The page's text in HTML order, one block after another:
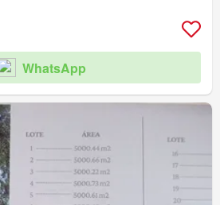
WhatsApp